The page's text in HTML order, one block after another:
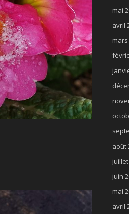
mai
avril
mars
août
juin
mai
avril